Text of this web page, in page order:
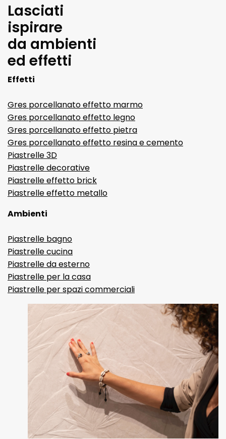
Lasciati
ispirare
da ambienti
ed effetti
Effetti
Gres porcellanato effetto marmo
Gres porcellanato effetto legno
Gres porcellanato effetto pietra
Gres porcellanato effetto resina e cemento
Piastrelle 3D
Piastrelle decorative
Piastrelle effetto brick
Piastrelle effetto metallo
Ambienti
Piastrelle bagno
Piastrelle cucina
Piastrelle da esterno
Piastrelle per la casa
Piastrelle per spazi commerciali